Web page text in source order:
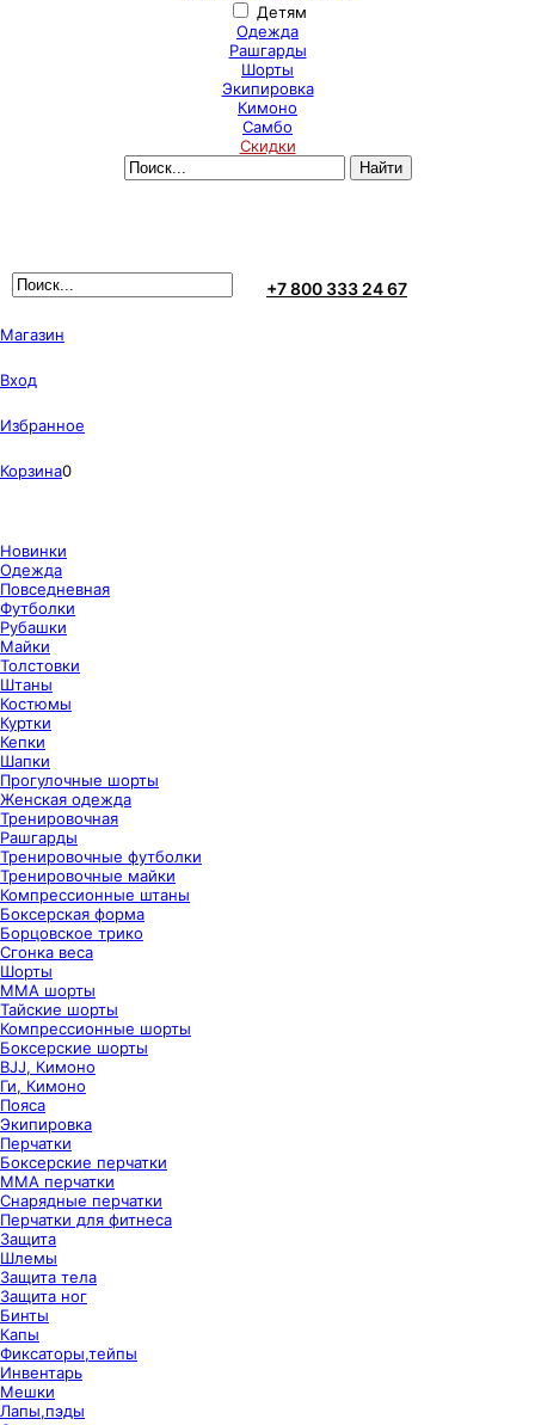
Детям
Одежда
Рашгарды
Шорты
Экипировка
Кимоно
Самбо
Скидки
+7 800 333 24 67
Магазин
Вход
Избранное
Корзина0
Новинки
Одежда
Повседневная
Футболки
Рубашки
Майки
Толстовки
Штаны
Костюмы
Куртки
Кепки
Шапки
Прогулочные шорты
Женская одежда
Тренировочная
Рашгарды
Тренировочные футболки
Тренировочные майки
Компрессионные штаны
Боксерская форма
Борцовское трико
Сгонка веса
Шорты
ММА шорты
Тайские шорты
Компрессионные шорты
Боксерские шорты
BJJ, Кимоно
Ги, Кимоно
Пояса
Экипировка
Перчатки
Боксерские перчатки
ММА перчатки
Снарядные перчатки
Перчатки для фитнеса
Защита
Шлемы
Защита тела
Защита ног
Бинты
Капы
Фиксаторы,тейпы
Инвентарь
Мешки
Лапы,пэды